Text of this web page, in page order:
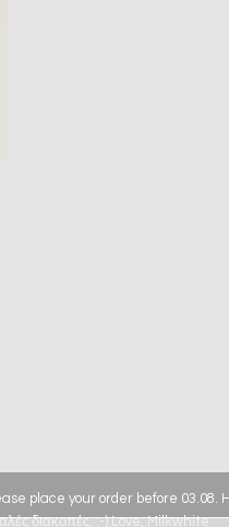
place your order before 03.08.
διακοπές. :-) Love, Milkwhite